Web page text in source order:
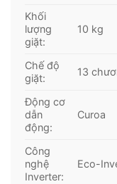
*Hình ảnh chỉ
Khối lượng giặt
– Máy giặt
phù hợp với nhu
Khối
lượng
giặt:
10 kg
Chế độ
giặt:
13
Động cơ
dẫn
động:
Curoa
Công
nghệ
Inverter:
Eco-